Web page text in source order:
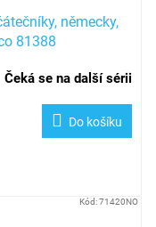
německy,
81388
Čeká se na další sérii
Do košíku
Kód:71420NO